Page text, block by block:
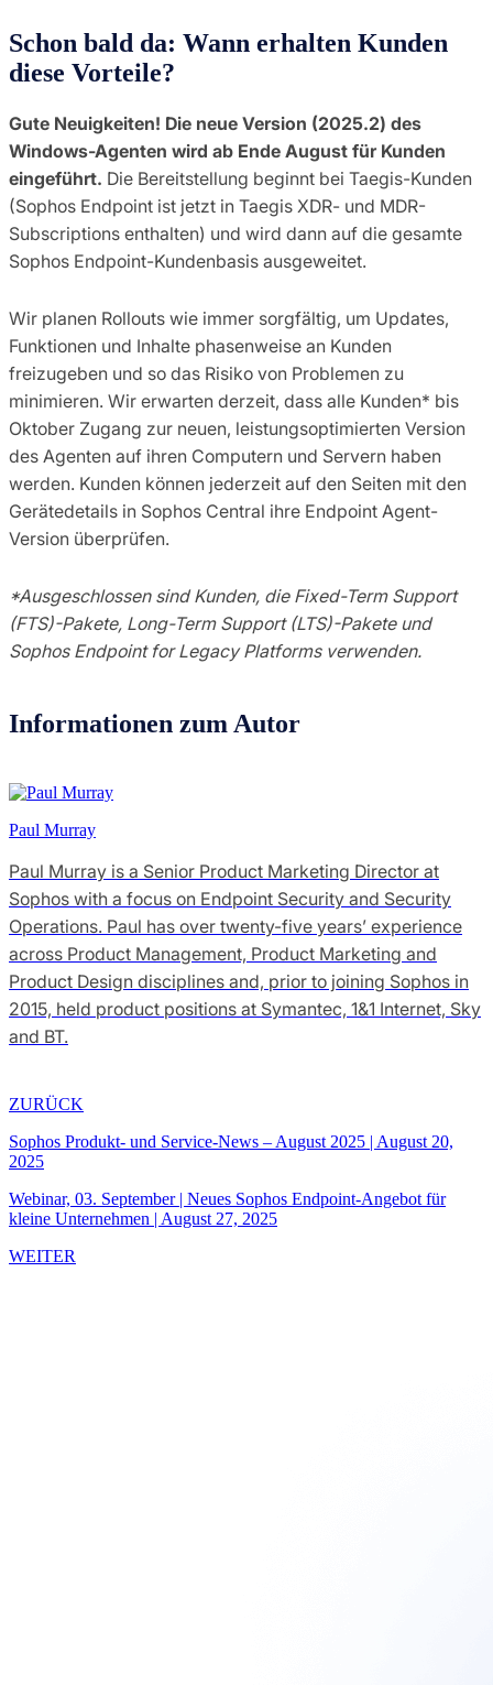
Schon bald da: Wann erhalten Kunden
diese Vorteile?
Gute Neuigkeiten! Die neue Version (2025.2) des
Windows-Agenten wird ab Ende August für Kunden
eingeführt. Die Bereitstellung beginnt bei Taegis-Kunden
(Sophos Endpoint ist jetzt in Taegis XDR- und MDR-
Subscriptions enthalten) und wird dann auf die gesamte
Sophos Endpoint-Kundenbasis ausgeweitet.
Wir planen Rollouts wie immer sorgfältig, um Updates,
Funktionen und Inhalte phasenweise an Kunden
freizugeben und so das Risiko von Problemen zu
minimieren. Wir erwarten derzeit, dass alle Kunden* bis
Oktober Zugang zur neuen, leistungsoptimierten Version
des Agenten auf ihren Computern und Servern haben
werden. Kunden können jederzeit auf den Seiten mit den
Gerätedetails in Sophos Central ihre Endpoint Agent-
Version überprüfen.
*Ausgeschlossen sind Kunden, die Fixed-Term Support
(FTS)-Pakete, Long-Term Support (LTS)-Pakete und
Sophos Endpoint for Legacy Platforms verwenden.
Informationen zum Autor
Paul Murray
Paul Murray is a Senior Product Marketing Director at
Sophos with a focus on Endpoint Security and Security
Operations. Paul has over twenty-five years’ experience
across Product Management, Product Marketing and
Product Design disciplines and, prior to joining Sophos in
2015, held product positions at Symantec, 1&1 Internet, Sky
and BT.
ZURÜCK
Sophos Produkt- und Service-News – August 2025 | August 20,
2025
Webinar, 03. September | Neues Sophos Endpoint-Angebot für
kleine Unternehmen | August 27, 2025
WEITER